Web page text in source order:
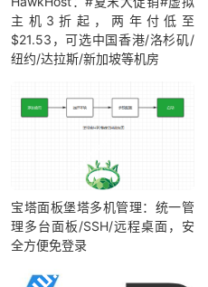
主机3折起，两年付低至
$21.53，可选中国香港/洛杉矶/
纽约/达拉斯/新加坡等机房
宝塔面板堡塔多机管理：统一管
理多台面板/SSH/远程桌面，安
全方便免登录